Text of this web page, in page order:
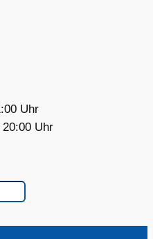
Uhr
Uhr